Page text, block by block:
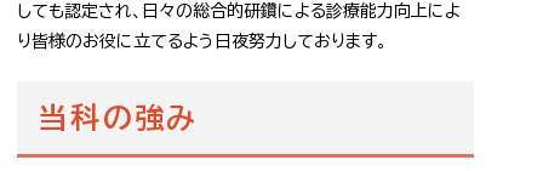
しても認定され、日々の総合的研鑽による診療能力向上によ
り皆様のお役に立てるよう日夜努力しております。
当科の強み